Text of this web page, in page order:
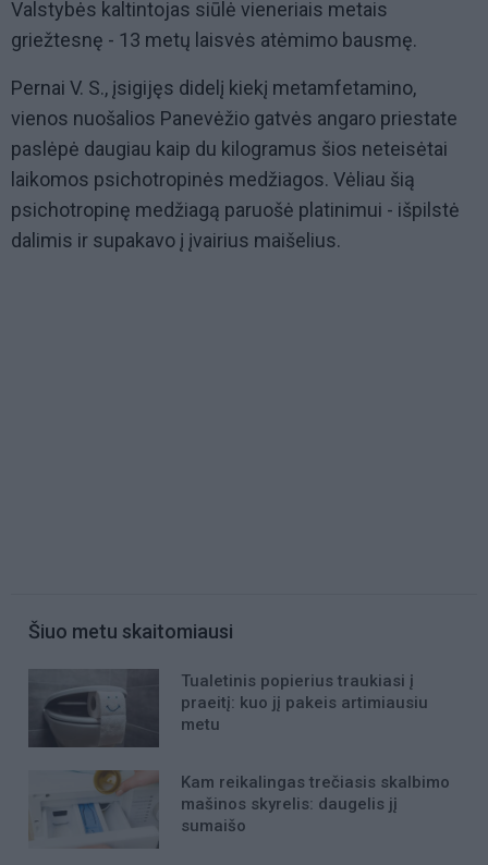
Valstybės kaltintojas siūlė vieneriais metais
griežtesnę - 13 metų laisvės atėmimo bausmę.
Pernai V. S., įsigijęs didelį kiekį metamfetamino,
vienos nuošalios Panevėžio gatvės angaro priestate
paslėpė daugiau kaip du kilogramus šios neteisėtai
laikomos psichotropinės medžiagos. Vėliau šią
psichotropinę medžiagą paruošė platinimui - išpilstė
dalimis ir supakavo į įvairius maišelius.
Šiuo metu skaitomiausi
Tualetinis popierius traukiasi į
praeitį: kuo jį pakeis artimiausiu
metu
Kam reikalingas trečiasis skalbimo
mašinos skyrelis: daugelis jį
sumaišo